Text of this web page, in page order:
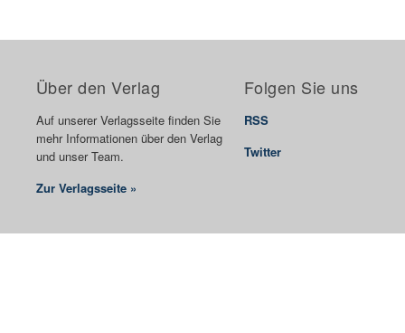
Über den Verlag
Auf unserer Verlagsseite finden Sie
mehr Informationen über den Verlag
und unser Team.
Zur Verlagsseite »
Folgen Sie uns
RSS
Twitter